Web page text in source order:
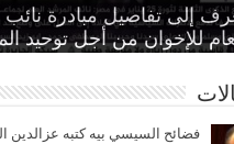
إلى تفاصيل مبادرة
للإخوان من أجل توحيد
بهزلية النائب العام
لألعوبة في يد العسكر
بحق المرأة
“واجب وطني وضرورة
عام الإخوان: لا تصالح مع
عن القصاص
فضائح السيسي بيه كتبه عزالدين